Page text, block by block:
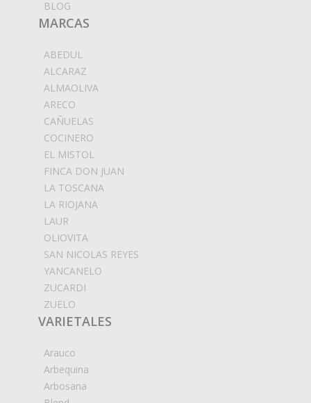
BLOG
MARCAS
ABEDUL
ALCARAZ
ALMAOLIVA
ARECO
CAÑUELAS
COCINERO
EL MISTOL
FINCA DON JUAN
LA TOSCANA
LA RIOJANA
LAUR
OLIOVITA
SAN NICOLAS REYES
YANCANELO
ZUCARDI
ZUELO
VARIETALES
Arauco
Arbequina
Arbosana